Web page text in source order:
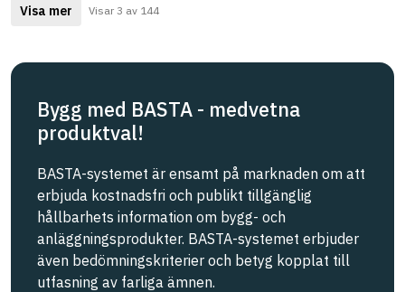
Visa mer Visar 3 av 144
Bygg med BASTA - medvetna
produktval!
BASTA-systemet är ensamt på marknaden om att
erbjuda kostnadsfri och publikt tillgänglig
hållbarhets information om bygg- och
anläggningsprodukter. BASTA-systemet erbjuder
även bedömningskriterier och betyg kopplat till
utfasning av farliga ämnen.